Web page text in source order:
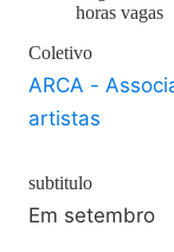
horas vagas
Coletivo
ARCA -
artistas
subtitulo
Em setembro